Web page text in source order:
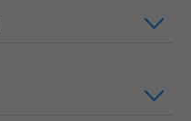
uitklapper, klik